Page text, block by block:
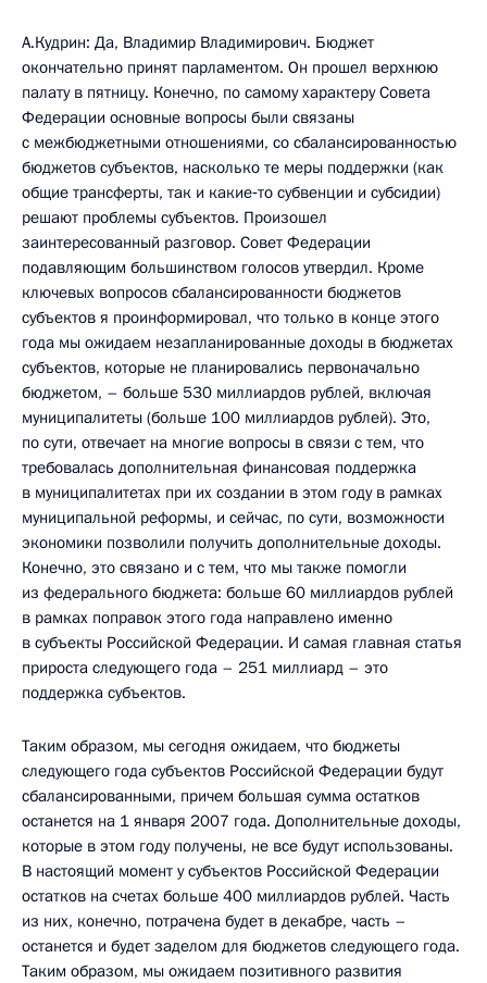
А.Кудрин: Да, Владимир Владимирович. Бюджет
окончательно принят парламентом. Он прошел верхнюю
палату в пятницу. Конечно, по самому характеру Совета
Федерации основные вопросы были связаны
с межбюджетными отношениями, со сбалансированностью
бюджетов субъектов, насколько те меры поддержки (как
общие трансферты, так и какие‑то субвенции и субсидии)
решают проблемы субъектов. Произошел
заинтересованный разговор. Совет Федерации
подавляющим большинством голосов утвердил. Кроме
ключевых вопросов сбалансированности бюджетов
субъектов я проинформировал, что только в конце этого
года мы ожидаем незапланированные доходы в бюджетах
субъектов, которые не планировались первоначально
бюджетом, – больше 530 миллиардов рублей, включая
муниципалитеты (больше 100 миллиардов рублей). Это,
по сути, отвечает на многие вопросы в связи с тем, что
требовалась дополнительная финансовая поддержка
в муниципалитетах при их создании в этом году в рамках
муниципальной реформы, и сейчас, по сути, возможности
экономики позволили получить дополнительные доходы.
Конечно, это связано и с тем, что мы также помогли
из федерального бюджета: больше 60 миллиардов рублей
в рамках поправок этого года направлено именно
в субъекты Российской Федерации. И самая главная статья
прироста следующего года – 251 миллиард – это
поддержка субъектов.
Таким образом, мы сегодня ожидаем, что бюджеты
следующего года субъектов Российской Федерации будут
сбалансированными, причем большая сумма остатков
останется на 1 января 2007 года. Дополнительные доходы,
которые в этом году получены, не все будут использованы.
В настоящий момент у субъектов Российской Федерации
остатков на счетах больше 400 миллиардов рублей. Часть
из них, конечно, потрачена будет в декабре, часть –
останется и будет заделом для бюджетов следующего года.
Таким образом, мы ожидаем позитивного развития